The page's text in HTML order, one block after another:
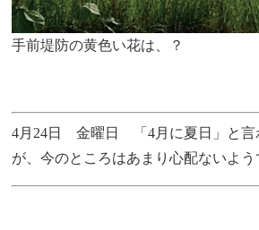
手前堤防の黄色い花は、？
4月24日 金曜日 「4月に夏日」と言
が、今のところはあまり心配ないよう